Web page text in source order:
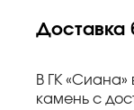
Доставка
В ГК «Сиана»
камень с